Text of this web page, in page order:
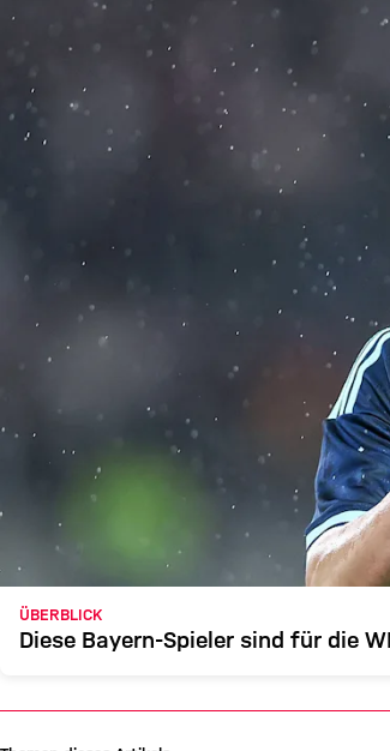
ÜBERBLICK
Diese Bayern-Spieler sind für die